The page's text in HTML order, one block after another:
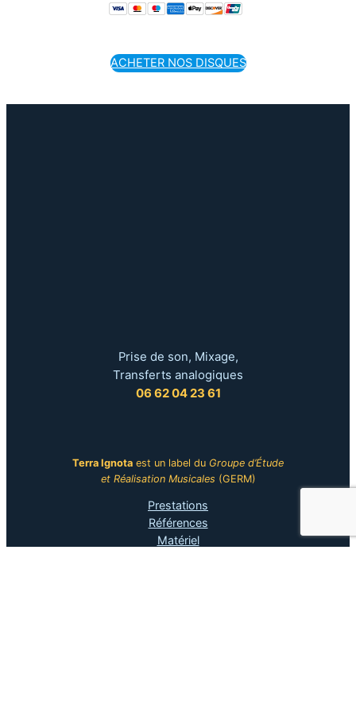
ACHETER NOS DISQUES
Prise de son, Mixage,
Transferts analogiques
06 62 04 23 61
Terra Ignota est un label du Groupe d’Étude
et Réalisation Musicales (GERM)
Prestations
Références
Matériel